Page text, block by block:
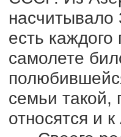
насчитывало
есть
самолете
семьи такой,
относятся и